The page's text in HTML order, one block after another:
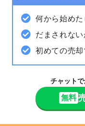
何から始め
だまされな
初めての売却
チャット
無料